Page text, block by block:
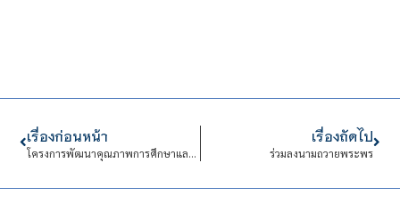
เรื่องก่อนหน้า
โครงการพัฒนาคุณภาพการศึกษาและการพัฒนาท้องถิ่นโดยมีสถาบันอุดมศึกษา
เรื่องถัดไป
ร่วมลงนามถวายพระพร